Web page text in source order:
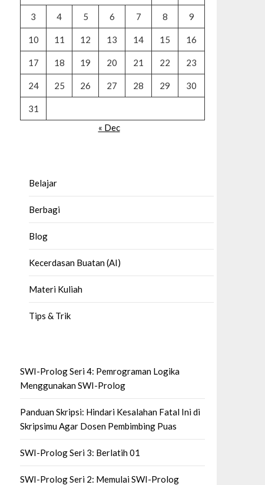
3 4 5 6 7 8 9
10 11 12 13 14 15 16
17 18 19 20 21 22 23
24 25 26 27 28 29 30
31
« Dec
Belajar
Berbagi
Blog
Kecerdasan Buatan (AI)
Materi Kuliah
Tips & Trik
SWI-Prolog Seri 4: Pemrograman Logika
Menggunakan SWI-Prolog
Panduan Skripsi: Hindari Kesalahan Fatal Ini di
Skripsimu Agar Dosen Pembimbing Puas
SWI-Prolog Seri 3: Berlatih 01
SWI-Prolog Seri 2: Memulai SWI-Prolog